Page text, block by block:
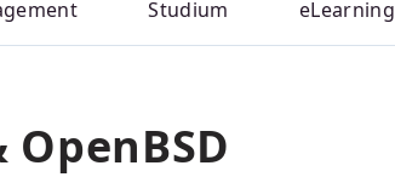
Studium eLearning